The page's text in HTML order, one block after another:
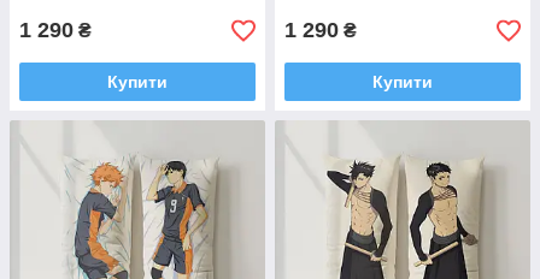
1 290 ₴
Купити
1 290 ₴
Купити